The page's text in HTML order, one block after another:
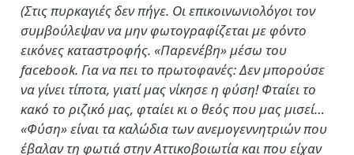
(Στις πυρκαγιές δεν πήγε. Οι επικοινωνιολόγοι τον
συμβούλεψαν να μην φωτογραφίζεται με φόντο
εικόνες καταστροφής. «Παρενέβη» μέσω του
facebook. Για να πει το πρωτοφανές: Δεν μπορούσε
να γίνει τίποτα, γιατί μας νίκησε η φύση! Φταίει το
κακό το ριζικό μας, φταίει κι ο θεός που μας μισεί…
«Φύση» είναι τα καλώδια των ανεμογεννητριών που
έβαλαν τη φωτιά στην Αττικοβοιωτία και που είχαν